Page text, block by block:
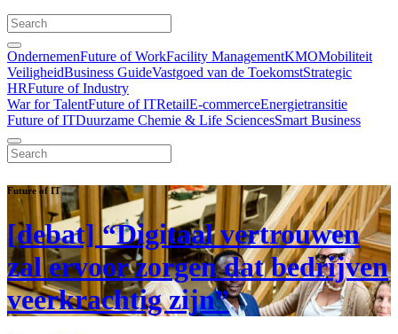
OndernemenFuture of WorkFacility ManagementKMOMobiliteit
VeiligheidBusiness GuideVastgoed van de ToekomstStrategic
HRFuture of Industry
War for TalentFuture of ITRetailE-commerceEnergietransitie
Future of ITDuurzame Chemie & Life SciencesSmart Business
Future of IT
[debat] “Digitaal vertrouwen
zal ervoor zorgen dat bedrijven
veerkrachtig zijn”